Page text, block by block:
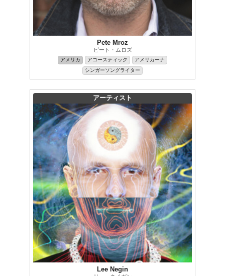
Pete Mroz
ピート・ムロズ
アメリカ アコースティック
アメリカーナ
シンガーソングライター
アーティスト
Lee Negin